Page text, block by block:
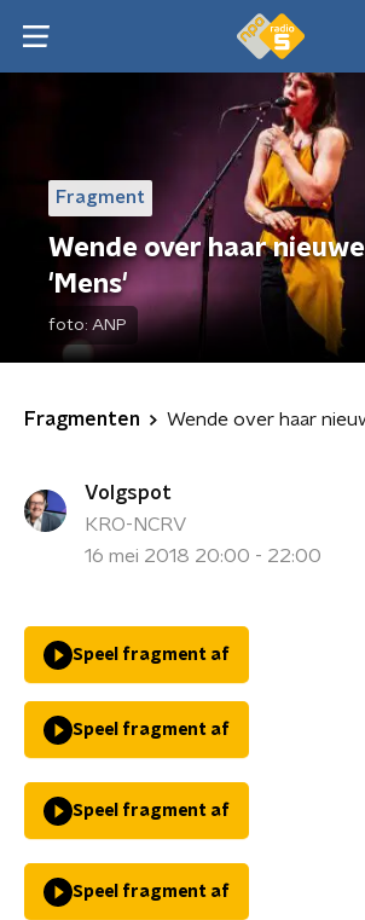
Fragment
Wende over haar
'Mens'
foto: ANP
Fragmenten Wende over haar
Volgspot
KRO-NCRV
16 mei 2018 20:00 - 22:00
Speel fragment af
Speel fragment af
Speel fragment af
Speel fragment af